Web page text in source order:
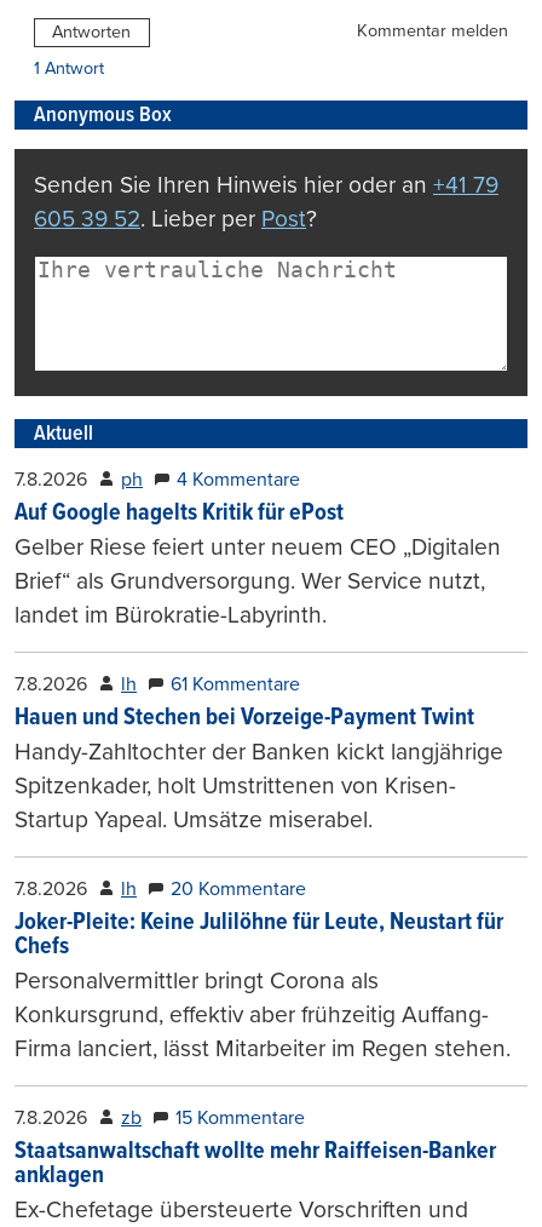
Antworten
Kommentar melden
1 Antwort
Anonymous Box
Senden Sie Ihren Hinweis hier oder an +41 79
605 39 52. Lieber per Post?
Aktuell
7.8.2026 ph 4 Kommentare
Auf Google hagelts Kritik für ePost
Gelber Riese feiert unter neuem CEO „Digitalen
Brief“ als Grundversorgung. Wer Service nutzt,
landet im Bürokratie-Labyrinth.
7.8.2026 lh 61 Kommentare
Hauen und Stechen bei Vorzeige-Payment Twint
Handy-Zahltochter der Banken kickt langjährige
Spitzenkader, holt Umstrittenen von Krisen-
Startup Yapeal. Umsätze miserabel.
7.8.2026 lh 20 Kommentare
Joker-Pleite: Keine Julilöhne für Leute, Neustart für
Chefs
Personalvermittler bringt Corona als
Konkursgrund, effektiv aber frühzeitig Auffang-
Firma lanciert, lässt Mitarbeiter im Regen stehen.
7.8.2026 zb 15 Kommentare
Staatsanwaltschaft wollte mehr Raiffeisen-Banker
anklagen
Ex-Chefetage übersteuerte Vorschriften und